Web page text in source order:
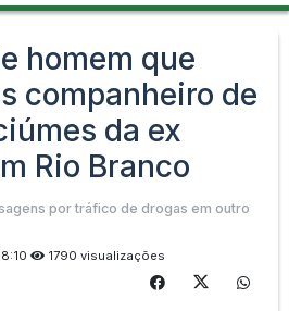
homem que
companheiro de
da ex
Rio Branco
por tráfico de drogas em outro
1790 visualizações